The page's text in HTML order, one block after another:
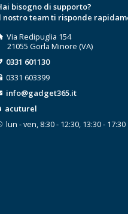
bisogno di supporto?
nostro team ti risponde
Via Redipuglia 154
21055 Gorla Minore (VA)
0331 601130
0331 603399
info@gadget365.it
acuturel
lun - ven, 8:30 - 12:30, 13:30 - 17:30